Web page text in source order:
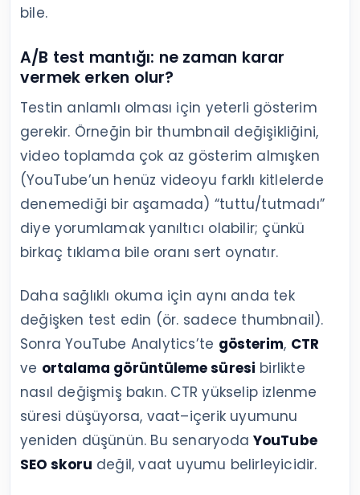
bile.
A/B test mantığı: ne zaman karar
vermek erken olur?
Testin anlamlı olması için yeterli gösterim
gerekir. Örneğin bir thumbnail değişikliğini,
video toplamda çok az gösterim almışken
(YouTube’un henüz videoyu farklı kitlelerde
denemediği bir aşamada) “tuttu/tutmadı”
diye yorumlamak yanıltıcı olabilir; çünkü
birkaç tıklama bile oranı sert oynatır.
Daha sağlıklı okuma için aynı anda tek
değişken test edin (ör. sadece thumbnail).
Sonra YouTube Analytics’te gösterim, CTR
ve ortalama görüntüleme süresi birlikte
nasıl değişmiş bakın. CTR yükselip izlenme
süresi düşüyorsa, vaat–içerik uyumunu
yeniden düşünün. Bu senaryodaYouTube
SEO skoru değil, vaat uyumu belirleyicidir.